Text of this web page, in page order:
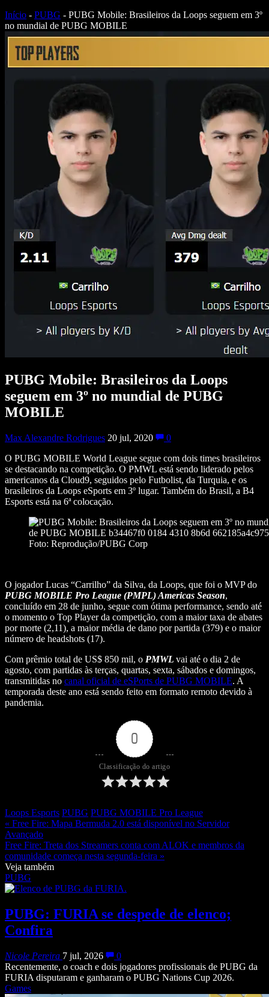
Início - PUBG - PUBG Mobile: Brasileiros da Loops seguem em 3º
no mundial de PUBG MOBILE
PUBG Mobile: Brasileiros da Loops
seguem em 3º no mundial de PUBG
MOBILE
Max Alexandre Rodrigues 20 jul, 2020
0
O PUBG MOBILE World League segue com dois times brasileiros
se destacando na competição. O PMWL está sendo liderado pelos
americanos da Cloud9, seguidos pelo Futbolist, da Turquia, e os
brasileiros da Loops eSports em 3º lugar. Também do Brasil, a B4
Esports está na 6ª colocação.
Foto: Reprodução/PUBG Corp
O jogador Lucas “Carrilho” da Silva, da Loops, que foi o MVP do
PUBG MOBILE Pro League (PMPL) Americas Season,
concluído em 28 de junho, segue com ótima performance, sendo até
o momento o Top Player da competição, com a maior taxa de abates
por morte (2,11), a maior média de dano por partida (379) e o maior
número de headshots (17).
Com prêmio total de US$ 850 mil, o PMWL vai até o dia 2 de
agosto, com partidas às terças, quartas, sexta, sábados e domingos,
transmitidas no canal oficial de eSPorts de PUBG MOBILE. A
temporada deste ano está sendo feito em formato remoto devido à
pandemia.
0
Classificação do artigo
Loops Esports PUBG PUBG MOBILE Pro League
« Free Fire: Mapa Bermuda 2.0 está disponível no Servidor
Avançado
Free Fire: Treta dos Streamers conta com ALOK e membros da
comunidade começa nesta segunda-feira »
Veja também
PUBG
PUBG: FURIA se despede de elenco;
Confira
Nicole Pereira 7 jul, 2026
0
Recentemente, o coach e dois jogadores profissionais de PUBG da
FURIA disputaram e ganharam o PUBG Nations Cup 2026.
Games